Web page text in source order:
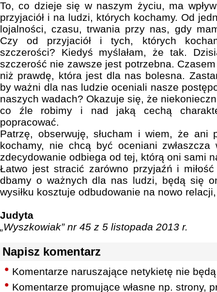
To, co dzieje się w naszym życiu, ma
przyjaciół i na ludzi, których kochamy. Od
lojalności, czasu, trwania przy nas, gdy
Czy od przyjaciół i tych, których
szczerości? Kiedyś myślałam, że tak.
szczerość nie zawsze jest potrzebna. Czasem
niż prawdę, która jest dla nas bolesna.
by ważni dla nas ludzie oceniali nasze
naszych wadach? Okazuje się, że
co źle robimy i nad jaką cechą
popracować.
Patrzę, obserwuję, słucham i wiem, że ani
kochamy, nie chcą być oceniani
zdecydowanie odbiega od tej, którą oni sami
Łatwo jest stracić zarówno przyjaźń i
dbamy o ważnych dla nas ludzi, będą się
wysiłku kosztuje odbudowanie na nowo
Judyta
„Wyszkowiak” nr 45 z 5 listopada 2013 r.
Napisz komentarz
Komentarze naruszające netykietę nie
Komentarze promujące własne np. strony,